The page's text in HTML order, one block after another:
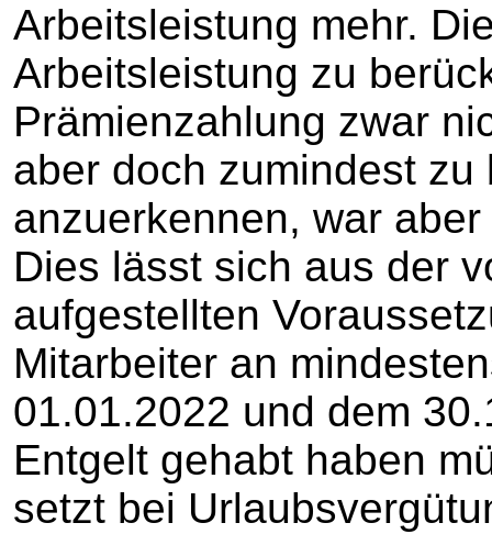
Arbeitsleistung mehr.
Arbeitsleistung zu
Prämienzahlung zwar
aber doch zumindest zu
anzuerkennen, war
Dies lässt sich aus der
aufgestellten
Mitarbeiter an
01.01.2022 und dem
Entgelt gehabt haben
setzt bei